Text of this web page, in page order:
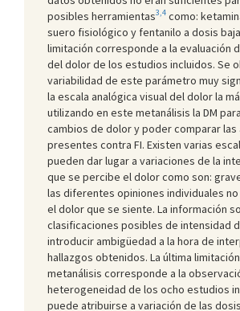
posibles herramientas3,4 como:
suero fisiológico y fentanilo a dosis
limitación corresponde a la evaluación
del dolor de los estudios incluidos. Se
variabilidad de este parámetro muy
la escala analógica visual del dolor la
utilizando en este metanálisis la DM
cambios de dolor y poder comparar las
presentes contra FI. Existen varias
pueden dar lugar a variaciones de la
que se percibe el dolor como son:
las diferentes opiniones individuales
el dolor que se siente. La información
clasificaciones posibles de intensidad
introducir ambigüedad a la hora de
hallazgos obtenidos. La última
metanálisis corresponde a la
heterogeneidad de los ocho estudios
puede atribuirse a variación de las